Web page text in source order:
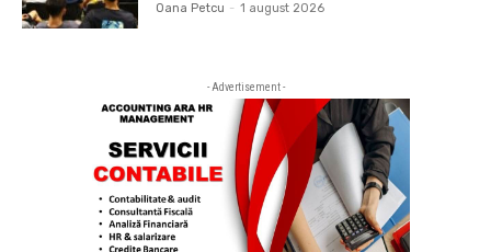
Oana Petcu - 1 august 2026
- Advertisement -